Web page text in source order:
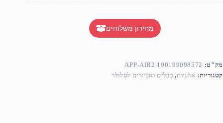
מחירון משלוחים
מק"ט: APP-AIR2 190199098572
קטגוריות: אוזניות, כבלים ואביזרים לסלולר